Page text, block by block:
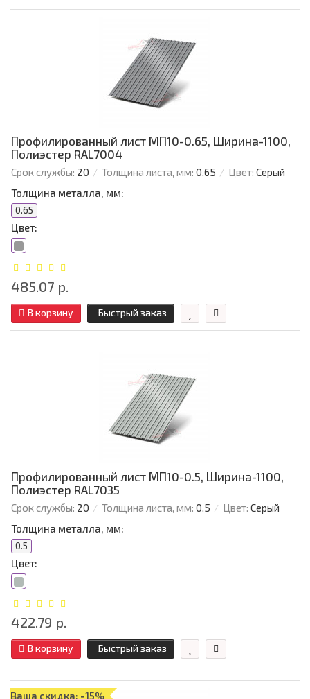
Профилированный лист МП10-0.65, Ширина-1100,
Полиэстер RAL7004
Срок службы: 20 Толщина листа, мм: 0.65 Цвет: Серый
Толщина металла, мм:
0.65
Цвет:
485.07 р.
В корзину Быстрый заказ
Профилированный лист МП10-0.5, Ширина-1100,
Полиэстер RAL7035
Срок службы: 20 Толщина листа, мм: 0.5 Цвет: Серый
Толщина металла, мм:
0.5
Цвет:
422.79 р.
В корзину Быстрый заказ
Ваша скидка: -15%